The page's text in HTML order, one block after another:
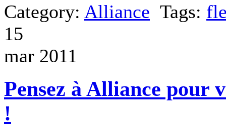
Category: Alliance Tags:
15
mar 2011
Pensez à Alliance pour
!